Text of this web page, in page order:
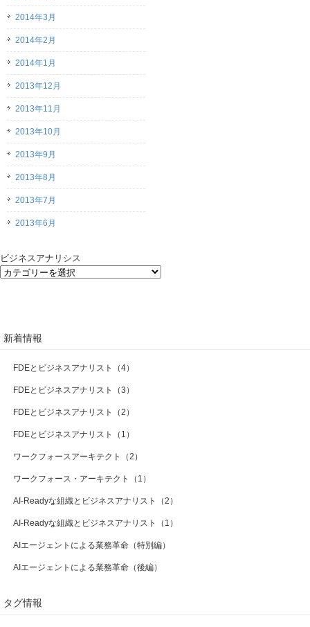
2014年3月
2014年2月
2014年1月
2013年12月
2013年11月
2013年10月
2013年9月
2013年8月
2013年7月
2013年6月
ビジネスアナリシス
新着情報
FDEとビジネスアナリスト（4）
FDEとビジネスアナリスト（3）
FDEとビジネスアナリスト（2）
FDEとビジネスアナリスト（1）
ワークフォースアーキテクト（2）
ワークフォース・アーキテクト（1）
AI-Readyな組織とビジネスアナリスト（2）
AI-Readyな組織とビジネスアナリスト（1）
AIエージェントによる業務革命（特別編）
AIエージェントによる業務革命（後編）
タグ情報